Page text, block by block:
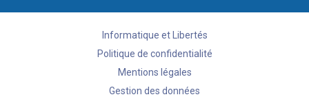
Informatique et Libertés
Politique de confidentialité
Mentions légales
Gestion des données